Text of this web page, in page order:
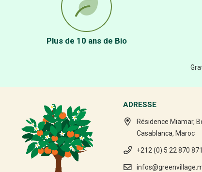
Plus de 10 ans de Bio
ADRESSE
Résidence Miamar,
Casablanca, Maroc
+212 (0) 5 22 870 871